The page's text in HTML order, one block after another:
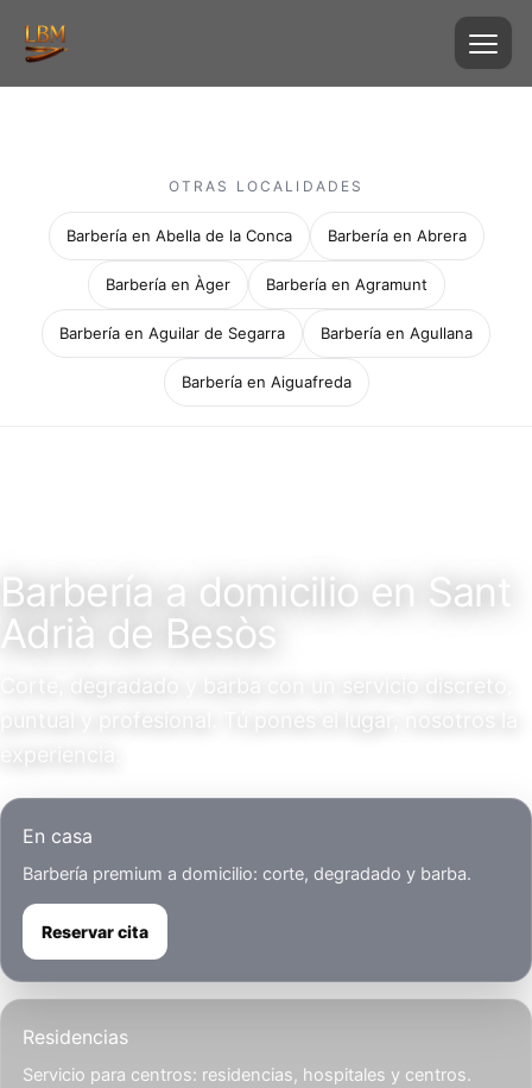
OTRAS LOCALIDADES
Barbería en Abella de la Conca Barbería en Abrera
Barbería en Àger Barbería en Agramunt
Barbería en Aguilar de Segarra Barbería en Agullana
Barbería en Aiguafreda
Barbería a domicilio en Sant
Adrià de Besòs
Corte, degradado y barba con un servicio discreto,
puntual y profesional. Tú pones el lugar, nosotros la
En casa
Barbería premium a domicilio: corte, degradado y barba.
Reservar cita
Residencias
Servicio para centros: residencias, hospitales y centros.